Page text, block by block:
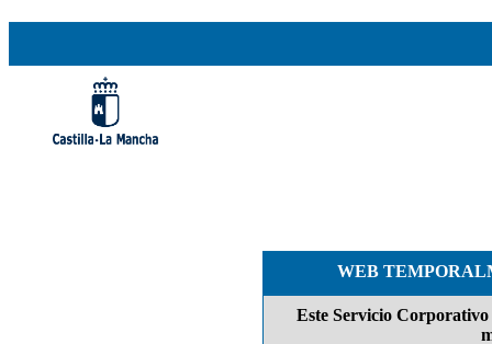
WEB
Este Servicio